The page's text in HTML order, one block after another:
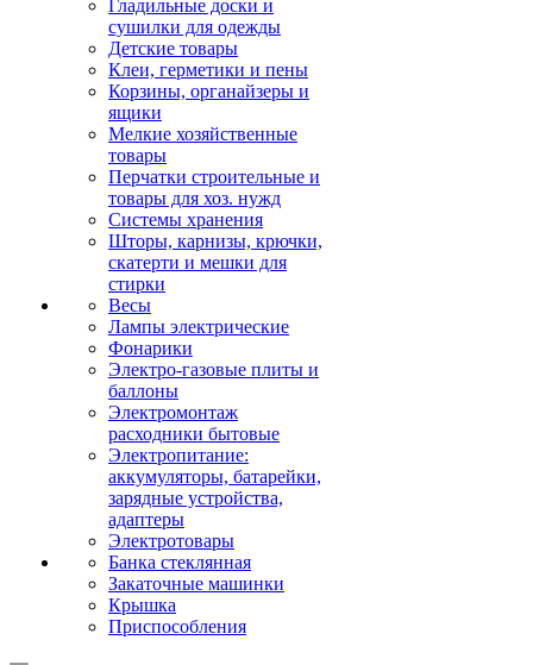
Гладильные доски и
сушилки для одежды
Детские товары
Клеи, герметики и пены
Корзины, органайзеры и
ящики
Мелкие хозяйственные
товары
Перчатки строительные и
товары для хоз. нужд
Системы хранения
Шторы, карнизы, крючки,
скатерти и мешки для
стирки
Весы
Лампы электрические
Фонарики
Электро-газовые плиты и
баллоны
Электромонтаж
расходники бытовые
Электропитание:
аккумуляторы, батарейки,
зарядные устройства,
адаптеры
Электротовары
Банка стеклянная
Закаточные машинки
Крышка
Приспособления